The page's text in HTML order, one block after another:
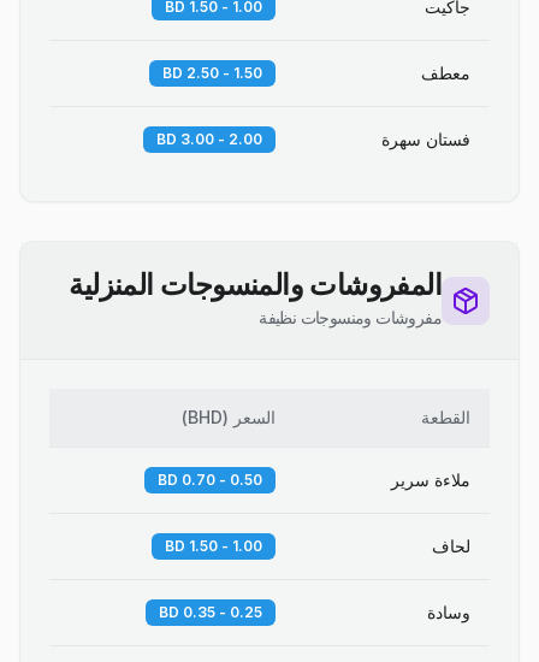
جاكيت 1.00 - 1.50 BD
معطف 1.50 - 2.50 BD
فستان سهرة 2.00 - 3.00 BD
المفروشات والمنسوجات المنزلية
مفروشات ومنسوجات نظيفة
القطعة السعر (
BHD
)
ملاءة سرير 0.50 - 0.70 BD
لحاف 1.00 - 1.50 BD
وسادة 0.25 - 0.35 BD